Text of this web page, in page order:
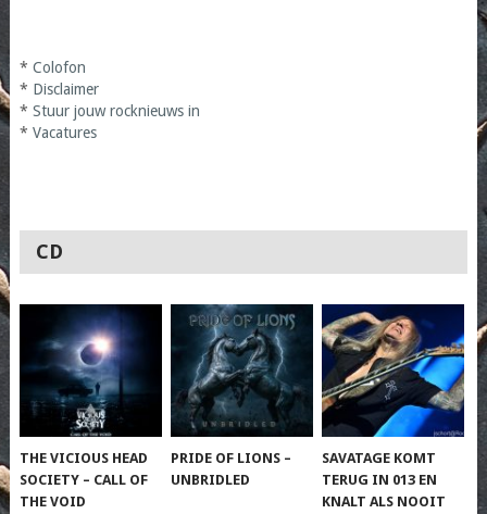
* Colofon
* Disclaimer
* Stuur jouw rocknieuws in
* Vacatures
CD
THE VICIOUS HEAD
SOCIETY – CALL OF
THE VOID
PRIDE OF LIONS –
UNBRIDLED
SAVATAGE KOMT
TERUG IN 013 EN
KNALT ALS NOOIT